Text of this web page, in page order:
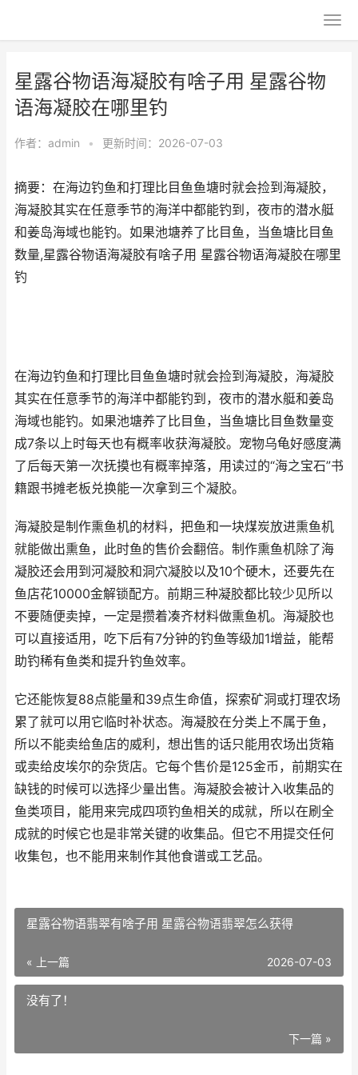
星露谷物语海凝胶有啥子用 星露谷物
语海凝胶在哪里钓
作者： admin • 更新时间：2026-07-03
摘要：在海边钓鱼和打理比目鱼鱼塘时就会捡到海凝胶，
海凝胶其实在任意季节的海洋中都能钓到，夜市的潜水艇
和姜岛海域也能钓。如果池塘养了比目鱼，当鱼塘比目鱼
数量,星露谷物语海凝胶有啥子用 星露谷物语海凝胶在哪里
钓
在海边钓鱼和打理比目鱼鱼塘时就会捡到海凝胶，海凝胶
其实在任意季节的海洋中都能钓到，夜市的潜水艇和姜岛
海域也能钓。如果池塘养了比目鱼，当鱼塘比目鱼数量变
成7条以上时每天也有概率收获海凝胶。宠物乌龟好感度满
了后每天第一次抚摸也有概率掉落，用读过的“海之宝石”书
籍跟书摊老板兑换能一次拿到三个凝胶。
海凝胶是制作熏鱼机的材料，把鱼和一块煤炭放进熏鱼机
就能做出熏鱼，此时鱼的售价会翻倍。制作熏鱼机除了海
凝胶还会用到河凝胶和洞穴凝胶以及10个硬木，还要先在
鱼店花10000金解锁配方。前期三种凝胶都比较少见所以
不要随便卖掉，一定是攒着凑齐材料做熏鱼机。海凝胶也
可以直接适用，吃下后有7分钟的钓鱼等级加1增益，能帮
助钓稀有鱼类和提升钓鱼效率。
它还能恢复88点能量和39点生命值，探索矿洞或打理农场
累了就可以用它临时补状态。海凝胶在分类上不属于鱼，
所以不能卖给鱼店的威利，想出售的话只能用农场出货箱
或卖给皮埃尔的杂货店。它每个售价是125金币，前期实在
缺钱的时候可以选择少量出售。海凝胶会被计入收集品的
鱼类项目，能用来完成四项钓鱼相关的成就，所以在刷全
成就的时候它也是非常关键的收集品。但它不用提交任何
收集包，也不能用来制作其他食谱或工艺品。
星露谷物语翡翠有啥子用 星露谷物语翡翠怎么获得
« 上一篇 2026-07-03
没有了！
下一篇 »